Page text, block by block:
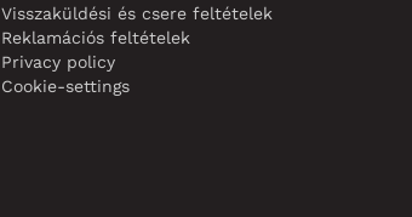
Visszaküldési és csere feltételek
Reklamációs feltételek
Privacy policy
Cookie-settings